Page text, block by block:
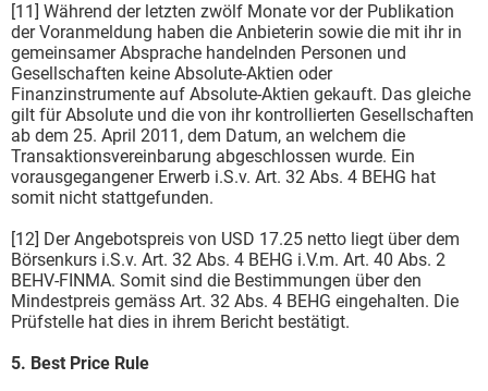
[11] Während der letzten zwölf Monate vor der Publikation
der Voranmeldung haben die Anbieterin sowie die mit ihr in
gemeinsamer Absprache handelnden Personen und
Gesellschaften keine Absolute-Aktien oder
Finanzinstrumente auf Absolute-Aktien gekauft. Das gleiche
gilt für Absolute und die von ihr kontrollierten Gesellschaften
ab dem 25. April 2011, dem Datum, an welchem die
Transaktionsvereinbarung abgeschlossen wurde. Ein
vorausgegangener Erwerb i.S.v. Art. 32 Abs. 4 BEHG hat
somit nicht stattgefunden.
[12] Der Angebotspreis von USD 17.25 netto liegt über dem
Börsenkurs i.S.v. Art. 32 Abs. 4 BEHG i.V.m. Art. 40 Abs. 2
BEHV-FINMA. Somit sind die Bestimmungen über den
Mindestpreis gemäss Art. 32 Abs. 4 BEHG eingehalten. Die
Prüfstelle hat dies in ihrem Bericht bestätigt.
5. Best Price Rule